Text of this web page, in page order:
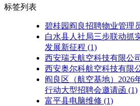
标签列表
碧桂园阎良招聘物业管理
白水县人社局三步联动抓
发展新征程 (1)
西安瑞天航空科技有限公
西安奥尔科航空科技有限
阎良区（航空基地）2026
行动大型招聘会邀请函 (1)
富平县电脑维修 (1)